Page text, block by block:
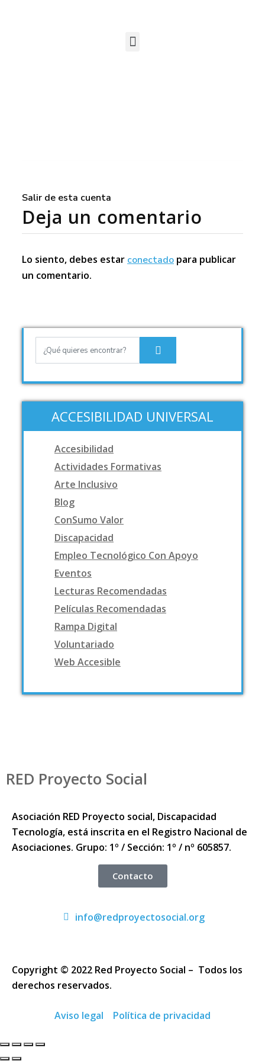
Salir de esta cuenta
Deja un comentario
Lo siento, debes estar conectado para publicar
un comentario.
ACCESIBILIDAD UNIVERSAL
Accesibilidad
Actividades Formativas
Arte Inclusivo
Blog
ConSumo Valor
Discapacidad
Empleo Tecnológico Con Apoyo
Eventos
Lecturas Recomendadas
Películas Recomendadas
Rampa Digital
Voluntariado
Web Accesible
RED Proyecto Social
Asociación RED Proyecto social, Discapacidad
Tecnología, está inscrita en el Registro Nacional de
Asociaciones. Grupo: 1º / Sección: 1º / nº 605857.
Contacto
info@redproyectosocial.org
Copyright © 2022 Red Proyecto Social – Todos los
derechos reservados.
Aviso legal Política de privacidad